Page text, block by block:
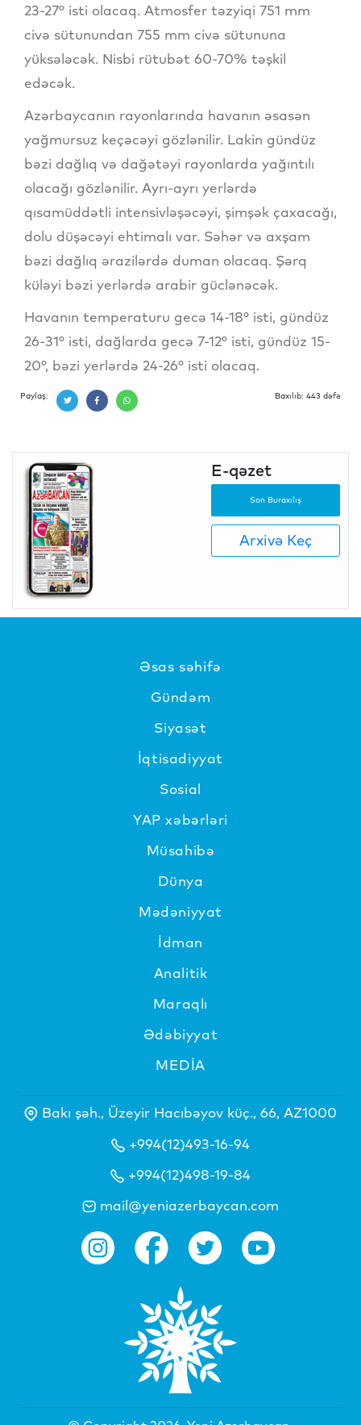
23-27° isti olacaq. Atmosfer təzyiqi 751 mm
civə sütunundan 755 mm civə sütununa
yüksələcək. Nisbi rütubət 60-70% təşkil
edəcək.
Azərbaycanın rayonlarında havanın əsasən
yağmursuz keçəcəyi gözlənilir. Lakin gündüz
bəzi dağlıq və dağətəyi rayonlarda yağıntılı
olacağı gözlənilir. Ayrı-ayrı yerlərdə
qısamüddətli intensivləşəcəyi, şimşək çaxacağı,
dolu düşəcəyi ehtimalı var. Səhər və axşam
bəzi dağlıq ərazilərdə duman olacaq. Şərq
küləyi bəzi yerlərdə arabir güclənəcək.
Havanın temperaturu gecə 14-18° isti, gündüz
26-31° isti, dağlarda gecə 7-12° isti, gündüz 15-
20°, bəzi yerlərdə 24-26° isti olacaq.
Paylaş: Baxılıb: 443 dəfə
E-qəzet
Son Buraxılış
Arxivə Keç
Əsas səhifə
Gündəm
Siyasət
İqtisadiyyat
Sosial
YAP xəbərləri
Müsahibə
Dünya
Mədəniyyat
İdman
Analitik
Maraqlı
Ədəbiyyat
MEDİA
Bakı şəh., Üzeyir Hacıbəyov küç., 66, AZ1000
+994(12)493-16-94
+994(12)498-19-84
mail@yeniazerbaycan.com